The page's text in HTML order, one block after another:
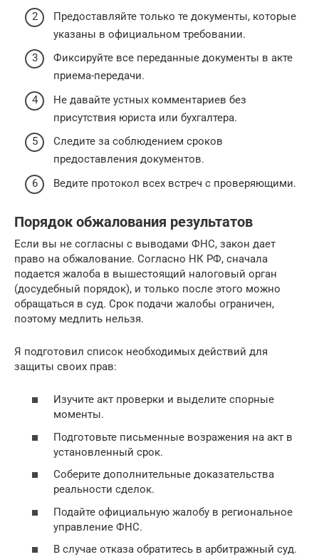
Предоставляйте только те документы, которые
указаны в официальном требовании.
Фиксируйте все переданные документы в акте
приема-передачи.
Не давайте устных комментариев без
присутствия юриста или бухгалтера.
Следите за соблюдением сроков
предоставления документов.
Ведите протокол всех встреч с проверяющими.
Порядок обжалования результатов
Если вы не согласны с выводами ФНС, закон дает
право на обжалование. Согласно НК РФ, сначала
подается жалоба в вышестоящий налоговый орган
(досудебный порядок), и только после этого можно
обращаться в суд. Срок подачи жалобы ограничен,
поэтому медлить нельзя.
Я подготовил список необходимых действий для
защиты своих прав:
Изучите акт проверки и выделите спорные
моменты.
Подготовьте письменные возражения на акт в
установленный срок.
Соберите дополнительные доказательства
реальности сделок.
Подайте официальную жалобу в региональное
управление ФНС.
В случае отказа обратитесь в арбитражный суд.